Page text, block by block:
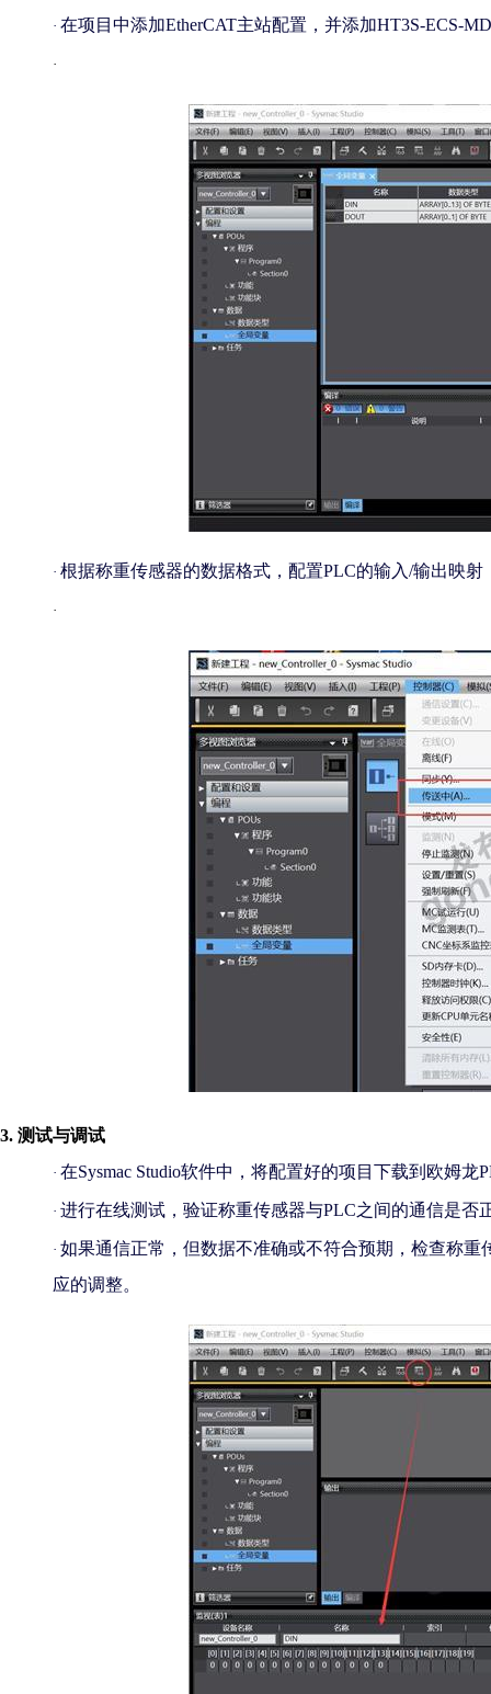
· 在项目中添加EtherCAT主站配置，并添加HT3S-ECS-
·
· 根据称重传感器的数据格式，配置PLC的输入/输出映
·
3. 测试与调试
· 在Sysmac Studio软件中，将配置好的项目下载到欧姆龙
· 进行在线测试，验证称重传感器与PLC之间的通信是否
· 如果通信正常，但数据不准确或不符合预期，检查称重
应的调整。